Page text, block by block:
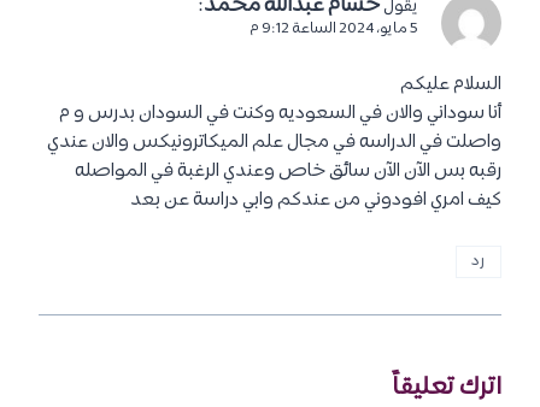
يقول
5 مايو، 2024 الساعة 9:12 م
السلام عليكم
أنا سوداني والان في السعوديه وكنت في السودان بدرس و م
واصلت في الدراسه في مجال علم الميكاترونيكس والان عندي
رقبه بس الآن الآن سائق خاص وعندي الرغبة في المواصله
كيف امري افودوني من عندكم وابي دراسة عن بعد
رد
اترك تعليقاً